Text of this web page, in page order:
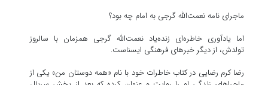
ماجرای نامه نعمت‌الله گرجی به امام چه بود؟
اما یادآوری خاطره‌ای زنده‌یاد نعمت‌الله گرجی همزمان با سالروز
تولدش، از دیگر خبرهای فرهنگی ایسناست.
رضا کرم رضایی در کتاب خاطرات خود با نام «همه دوستان من» یکی از